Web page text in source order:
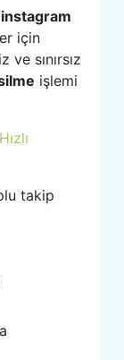
instagram
için
sınırsız
işlemi
takip